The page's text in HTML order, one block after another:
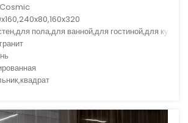
пола,для ванной,для гостиной,для кухни